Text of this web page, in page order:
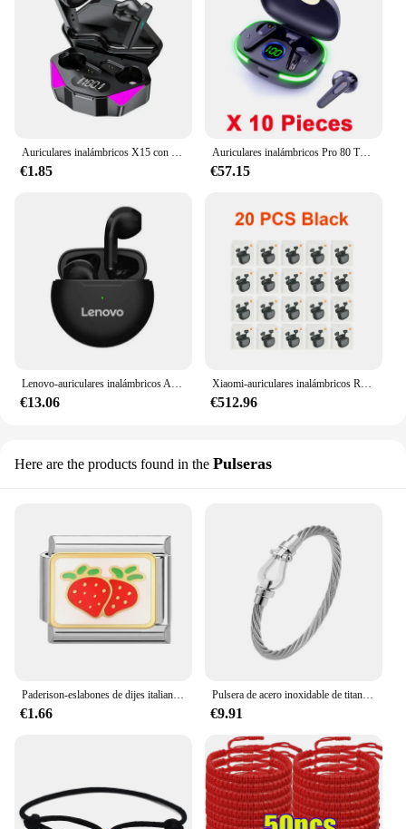
Auriculares inalámbricos X15 con Bluetooth, audífonos intrauditivos con Bluetooth V5.1, sin caja, deportivos para jugadores, venta al por mayor
€1.85
Auriculares inalámbricos Pro 80 Ture, cascos con Bluetooth, estéreo, para juegos, TWS, con micrófono, venta al por mayor
€57.15
Lenovo-auriculares inalámbricos Air Pro 6, audífonos TWS con micrófono, Bluetooth, deportivos, para todos los teléfonos, venta al por mayor, varias piezas
€13.06
Xiaomi-auriculares inalámbricos Redmi Buds 4, audífonos intrauditivos con Bluetooth, micrófono y buen sonido, venta al por mayor, 20 unidades
€512.96
Here are the products found in the Pulseras
Paderison-eslabones de dijes italianos para pulsera, acero inoxidable, creativo, zanahoria, seta, fresa, bricolaje, fabricación de joyas, venta al por mayor, 9mm
€1.66
Pulsera de acero inoxidable de titanio, brazalete con forma de hebilla magnética, venta al por mayor
€9.91